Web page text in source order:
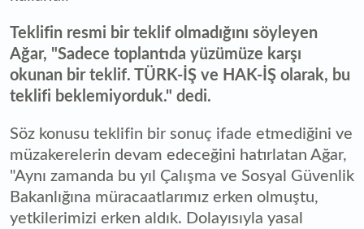
Teklifin resmi bir teklif olmadığını söyleyen
Ağar, "Sadece toplantıda yüzümüze karşı
okunan bir teklif. TÜRK-İŞ ve HAK-İŞ olarak, bu
teklifi beklemiyorduk." dedi.
Söz konusu teklifin bir sonuç ifade etmediğini ve
müzakerelerin devam edeceğini hatırlatan Ağar,
"Aynı zamanda bu yıl Çalışma ve Sosyal Güvenlik
Bakanlığına müracaatlarımız erken olmuştu,
yetkilerimizi erken aldık. Dolayısıyla yasal